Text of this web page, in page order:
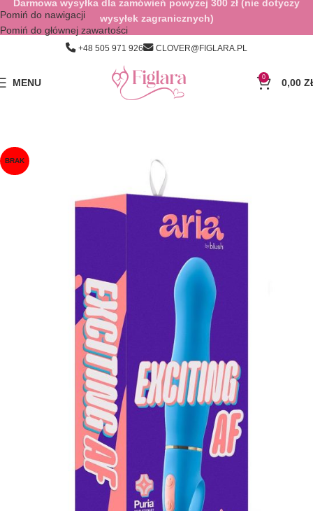
Pomiń do nawigacji
Pomiń do głównej zawartości
+48 505 971 926 CLOVER@FIGLARA.PL
MENU 0 0,00
BRAK
Darmowa wysyłka dla zamówień powyżej 300 zł (nie dotyczy
wysyłek zagranicznych)